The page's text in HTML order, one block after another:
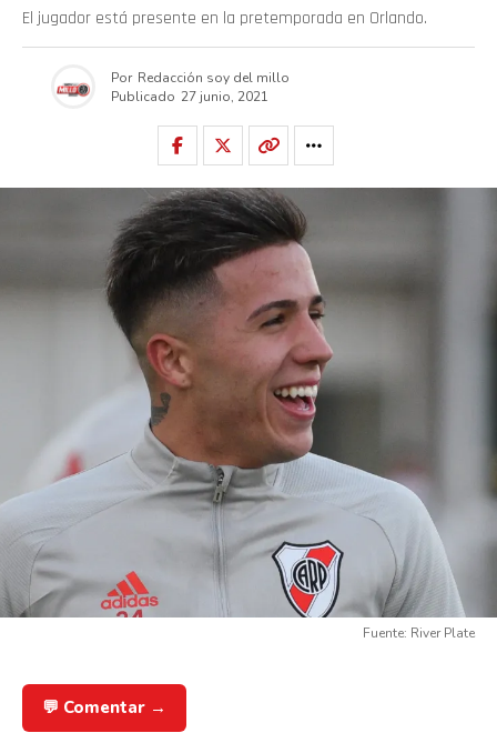
El jugador está presente en la pretemporada en Orlando.
Por Redacción soy del millo
Publicado 27 junio, 2021
Fuente: River Plate
💬 Comentar →